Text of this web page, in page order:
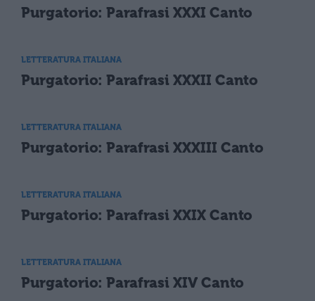
Purgatorio: Parafrasi XXXI Canto
LETTERATURA ITALIANA
Purgatorio: Parafrasi XXXII Canto
LETTERATURA ITALIANA
Purgatorio: Parafrasi XXXIII Canto
LETTERATURA ITALIANA
Purgatorio: Parafrasi XXIX Canto
LETTERATURA ITALIANA
Purgatorio: Parafrasi XIV Canto